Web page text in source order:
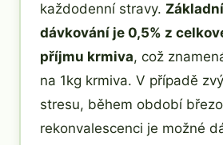
každodenní stravy.
dávkování je 0,5% z
příjmu krmiva, což
na 1kg krmiva. V případě
stresu, během období
rekonvalescenci je možné